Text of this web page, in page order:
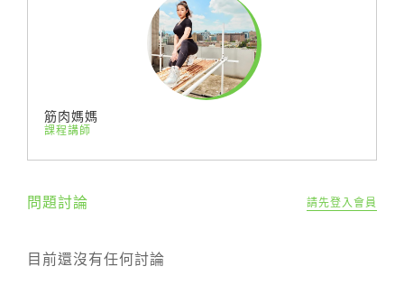
述有說核心主要由I型肌纖維組成，使其具有高度抗
筋肉媽媽
課程講師
問題討論 請先登入會員
目前還沒有任何討論